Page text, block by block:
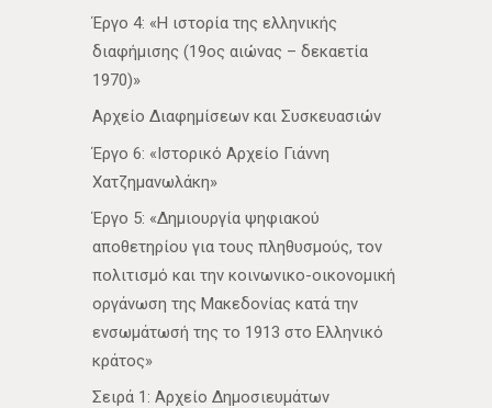
Έργο 4: «Η ιστορία της ελληνικής
διαφήμισης (19ος αιώνας – δεκαετία
1970)»
Αρχείο Διαφημίσεων και Συσκευασιών
Έργο 6: «Ιστορικό Αρχείο Γιάννη
Χατζημανωλάκη»
Έργο 5: «Δημιουργία ψηφιακού
αποθετηρίου για τους πληθυσμούς, τον
πολιτισμό και την κοινωνικο-οικονομική
οργάνωση της Μακεδονίας κατά την
ενσωμάτωσή της το 1913 στο Ελληνικό
κράτος»
Σειρά 1: Αρχείο Δημοσιευμάτων